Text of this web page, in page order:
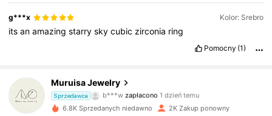
g***x Kolor: Srebro
itsanamazingstarryskycubic zirconia ring
Pomocny (1)
Muruisa Jewelry
Sprzedawca
4,79
4.8K Obserwujący
b***w
zapłacono
1 dzień temu
p***ezaobserwował(-a) 6 godzin(y) temu
4,79
4.8K Obserwujący
6.8K Sprzedanych niedawno 2K Zakup ponowny